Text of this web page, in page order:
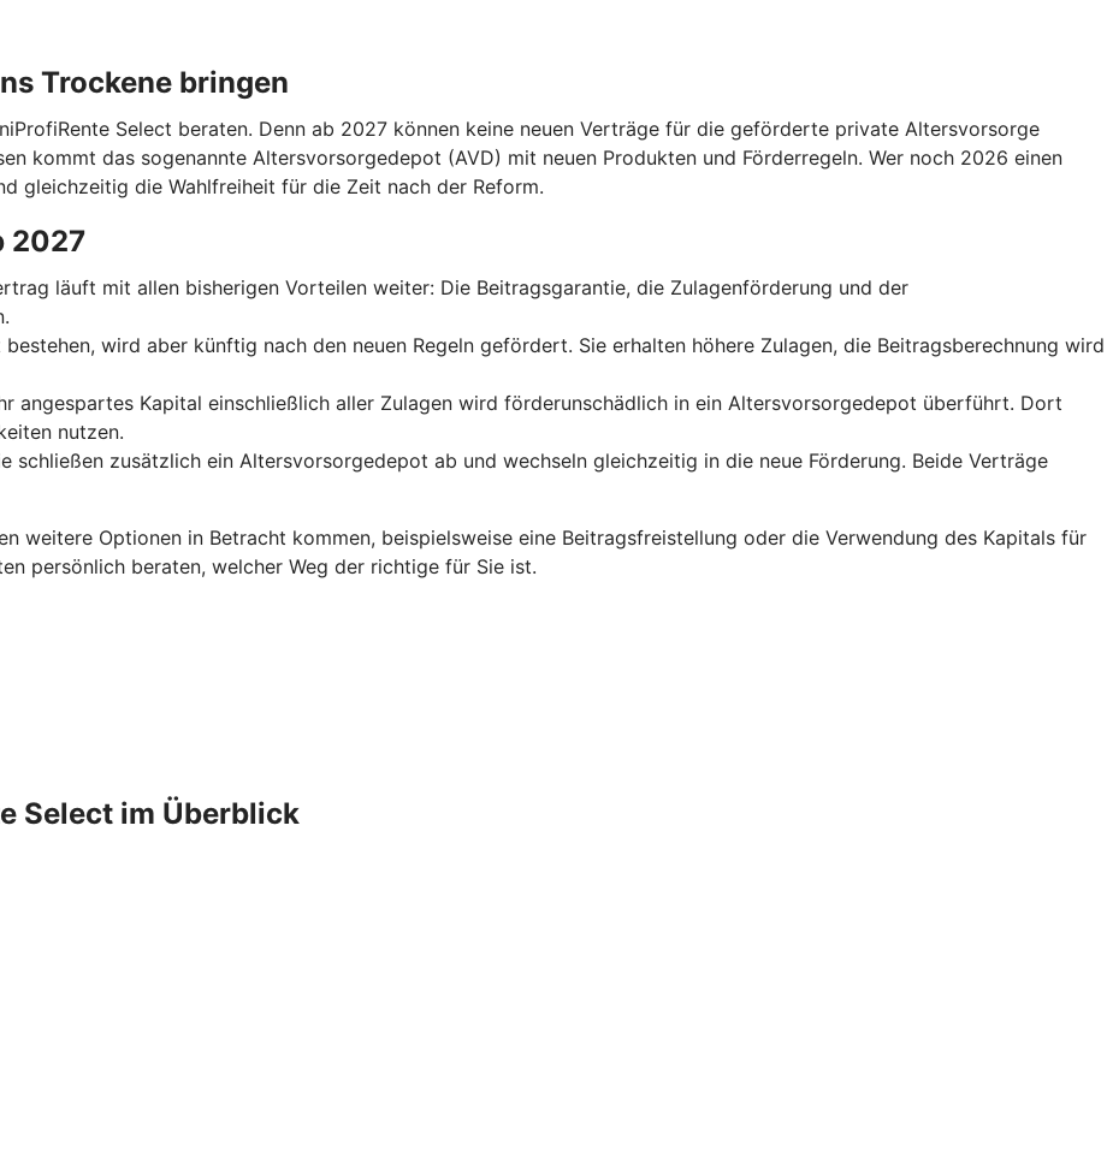
Trockene bringen
Select beraten. Denn ab 2027 können keine neuen Verträge für die geförderte private Altersvorsorge
kommt das sogenannte Altersvorsorgedepot (AVD) mit neuen Produkten und Förderregeln. Wer noch 2026 einen
gleichzeitig die Wahlfreiheit für die Zeit nach der Reform.
2027
läuft mit allen bisherigen Vorteilen weiter: Die Beitragsgarantie, die Zulagenförderung und der
wird aber künftig nach den neuen Regeln gefördert. Sie erhalten höhere Zulagen, die Beitragsberechnung wird
angespartes Kapital einschließlich aller Zulagen wird förderunschädlich in ein Altersvorsorgedepot überführt. Dort
nutzen.
schließen zusätzlich ein Altersvorsorgedepot ab und wechseln gleichzeitig in die neue Förderung. Beide Verträge
weitere Optionen in Betracht kommen, beispielsweise eine Beitragsfreistellung oder die Verwendung des Kapitals für
persönlich beraten, welcher Weg der richtige für Sie ist.
Select im Überblick